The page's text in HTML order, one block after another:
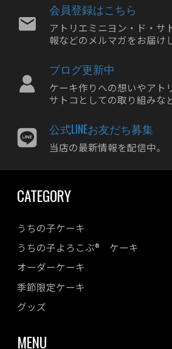
会員登録はこちら
アトリエミニヨン・ド・サ
報などのメルマガをお届け
ブログ更新中
ケーキ作りへの想いやアト
サトコとしての取り組みな
公式LINEお友だち募集
当店の最新情報を配信中。
CATEGORY
うちの子ケーキ
うちの子よろこぶ® ケーキ
オーダーケーキ
季節限定ケーキ
グッズ
MENU